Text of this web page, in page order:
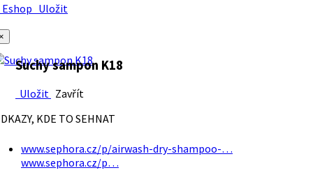
Uložit
Suchy sampon K18
Uložit Zavřít
KDE TO SEHNAT
www.sephora.cz/p/airwash-dry-shampoo-…
www.sephora.cz/p…